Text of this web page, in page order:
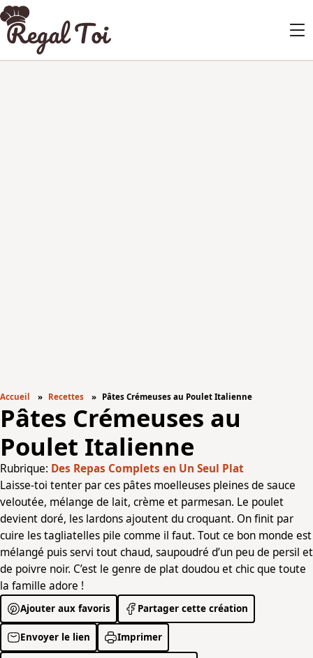
Accueil Recettes Pâtes Crémeuses au Poulet Italienne
Pâtes Crémeuses au
Poulet Italienne
Rubrique: Des Repas Complets en Un Seul Plat
Laisse-toi tenter par ces pâtes moelleuses pleines de sauce
veloutée, mélange de lait, crème et parmesan. Le poulet
devient doré, les lardons ajoutent du croquant. On finit par
cuire les tagliatelles pile comme il faut. Tout ce bon monde est
mélangé puis servi tout chaud, saupoudré d’un peu de persil et
de poivre noir. C’est le genre de plat doudou et chic que toute
la famille adore !
Ajouter aux favoris Partager cette création
Envoyer le lien Imprimer